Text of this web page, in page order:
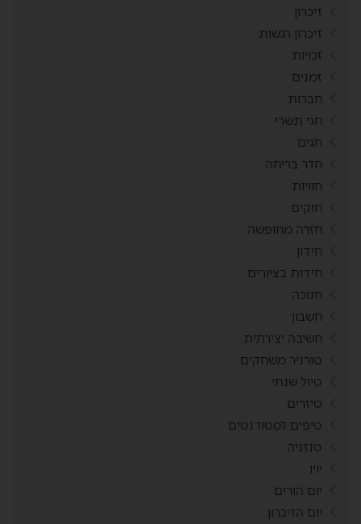
זיכרון
זיכרון רגשות
זכויות
זמנים
חברות
חגי תשרי
חגים
חדר בריחה
חוויות
חוקים
חזרה מחופשה
חידון
חידות בציורים
חנוכה
חשבון
חשיבה יצירתית
טורניר משחקים
טיול שנתי
טיזרים
טיפים לסטודנטים
טנזניה
יויו
יום הורים
יום הזיכרון